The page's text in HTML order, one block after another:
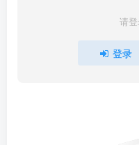
请
登录